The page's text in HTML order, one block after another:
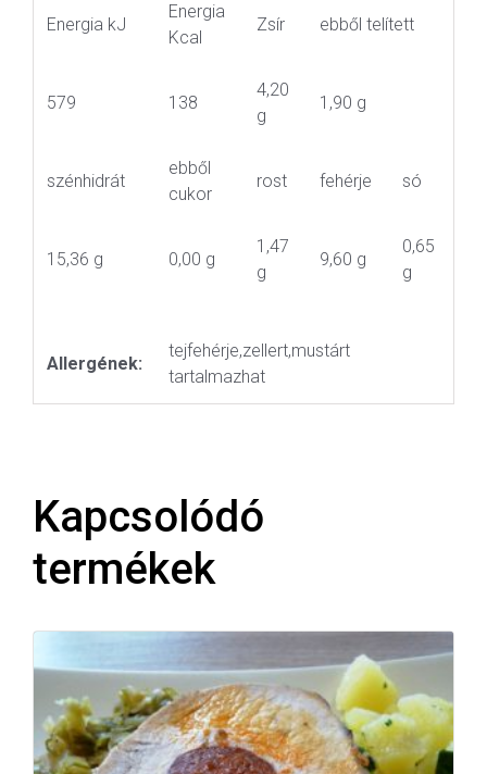
Energia kJ
Energia
Kcal
Zsír ebből telített
579 138
4,20
g
1,90 g
szénhidrát
ebből
cukor
rost fehérje só
15,36 g 0,00 g
1,47
g
9,60 g
0,65
g
Allergének:
tejfehérje,zellert,mustárt
tartalmazhat
Kapcsolódó
termékek